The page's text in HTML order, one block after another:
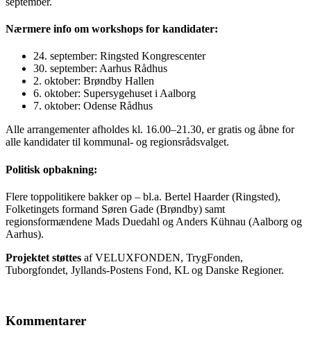
Nærmere info om workshops for kandidater:
24. september: Ringsted Kongrescenter
30. september: Aarhus Rådhus
2. oktober: Brøndby Hallen
6. oktober: Supersygehuset i Aalborg
7. oktober: Odense Rådhus
Alle arrangementer afholdes kl. 16.00–21.30, er gratis og åbne for
alle kandidater til kommunal- og regionsrådsvalget.
Politisk opbakning:
Flere toppolitikere bakker op – bl.a. Bertel Haarder (Ringsted),
Folketingets formand Søren Gade (Brøndby) samt
regionsformændene Mads Duedahl og Anders Kühnau (Aalborg og
Aarhus).
Projektet støttes af VELUXFONDEN, TrygFonden,
Tuborgfondet, Jyllands-Postens Fond, KL og Danske Regioner.
Kommentarer